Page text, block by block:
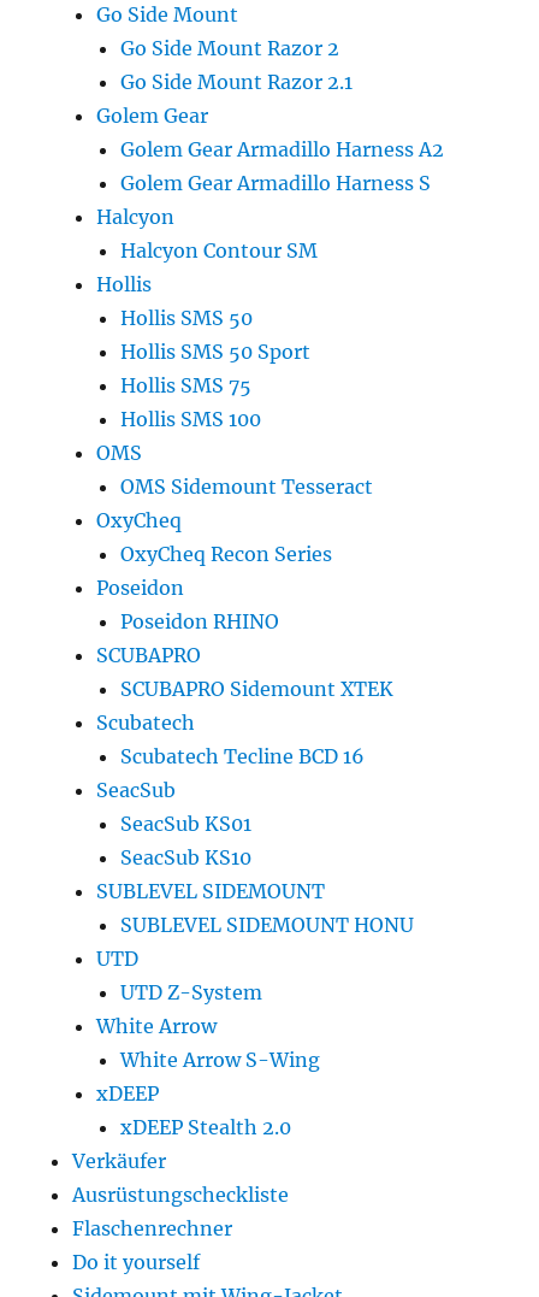
Go Side Mount
Go Side Mount Razor 2
Go Side Mount Razor 2.1
Golem Gear
Golem Gear Armadillo Harness A2
Golem Gear Armadillo Harness S
Halcyon
Halcyon Contour SM
Hollis
Hollis SMS 50
Hollis SMS 50 Sport
Hollis SMS 75
Hollis SMS 100
OMS
OMS Sidemount Tesseract
OxyCheq
OxyCheq Recon Series
Poseidon
Poseidon RHINO
SCUBAPRO
SCUBAPRO Sidemount XTEK
Scubatech
Scubatech Tecline BCD 16
SeacSub
SeacSub KS01
SeacSub KS10
SUBLEVEL SIDEMOUNT
SUBLEVEL SIDEMOUNT HONU
UTD
UTD Z-System
White Arrow
White Arrow S-Wing
xDEEP
xDEEP Stealth 2.0
Verkäufer
Ausrüstungscheckliste
Flaschenrechner
Do it yourself